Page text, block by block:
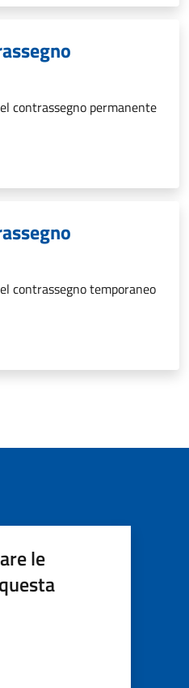
contrassegno permanente
contrassegno temporaneo
le